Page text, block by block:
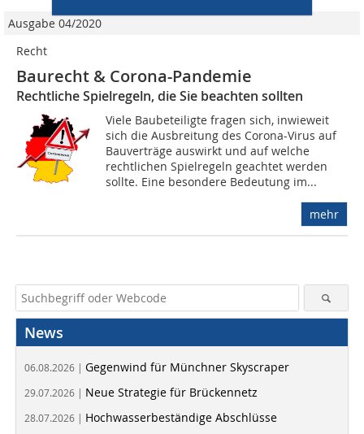
Ausgabe 04/2020
Recht
Baurecht & Corona-Pandemie
Rechtliche Spielregeln, die Sie beachten sollten
Viele Baubeteiligte fragen sich, inwieweit
sich die Ausbreitung des Corona-Virus auf
Bauverträge auswirkt und auf welche
rechtlichen Spielregeln geachtet werden
sollte. Eine besondere Bedeutung im...
mehr
News
06.08.2026 | Gegenwind für Münchner Skyscraper
29.07.2026 | Neue Strategie für Brückennetz
28.07.2026 | Hochwasserbeständige Abschlüsse